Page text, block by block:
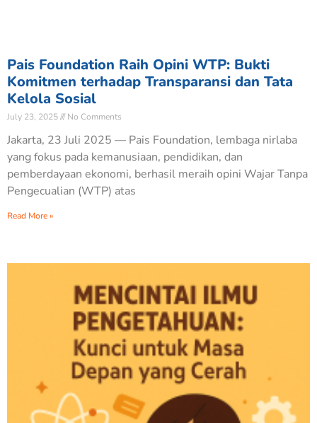
Pais Foundation Raih Opini WTP: Bukti
Komitmen terhadap Transparansi dan Tata
Kelola Sosial
July 23, 2025 No Comments
Jakarta, 23 Juli 2025 — Pais Foundation, lembaga nirlaba
yang fokus pada kemanusiaan, pendidikan, dan
pemberdayaan ekonomi, berhasil meraih opini Wajar Tanpa
Pengecualian (WTP) atas
Read More »